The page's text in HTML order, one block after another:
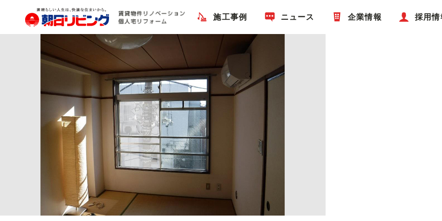
施工事例 ニュース 企業情報 採用情
Next Image
サニーハウス立石306号室 リノベーション前 洋室窓際